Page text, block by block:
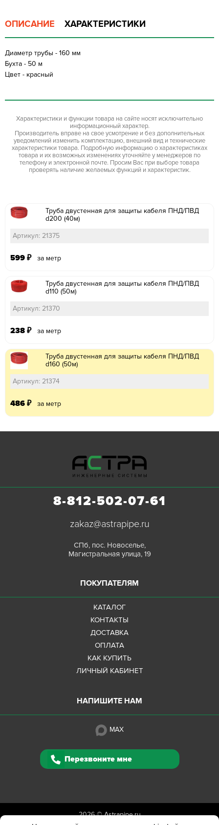
ОПИСАНИЕ ХАРАКТЕРИСТИКИ
Диаметр трубы - 160 мм
Бухта - 50 м
Цвет - красный
Характеристики и функции товара на сайте носят исключительно
информационный характер.
Производитель вправе на свое усмотрение и без дополнительных
уведомлений изменить комплектацию, внешний вид и технические
характеристики товара. Подробную информацию о характеристиках
товара и их возможных изменениях уточняйте у менеджеров по
телефону и электронной почте. Просим Вас при выборе товара
проверять наличие желаемых функций и характеристик.
Труба двустенная для защиты кабеля ПНД/ПВД
d200 (40м)
Артикул: 21375
599 ₽ за метр
Труба двустенная для защиты кабеля ПНД/ПВД
d110 (50м)
Артикул: 21370
238 ₽ за метр
Труба двустенная для защиты кабеля ПНД/ПВД
d160 (50м)
Артикул: 21374
486 ₽ за метр
8-812-502-07-61
zakaz@astrapipe.ru
СПб, пос. Новоселье,
Магистральная улица, 19
ПОКУПАТЕЛЯМ
КАТАЛОГ
КОНТАКТЫ
ДОСТАВКА
ОПЛАТА
КАК КУПИТЬ
ЛИЧНЫЙ КАБИНЕТ
НАПИШИТЕ НАМ
MAX
Перезвоните мне
2026 ©Astrapipe.ru